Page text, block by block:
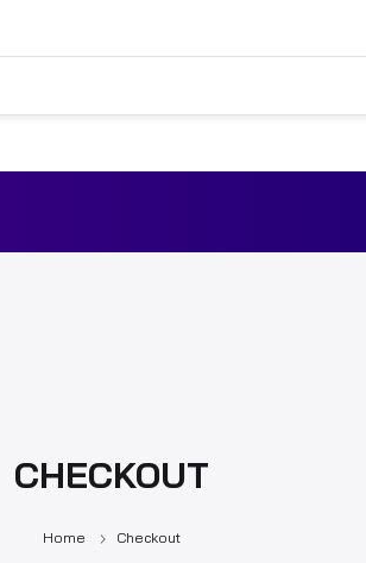
CHECKOUT
Home Checkout